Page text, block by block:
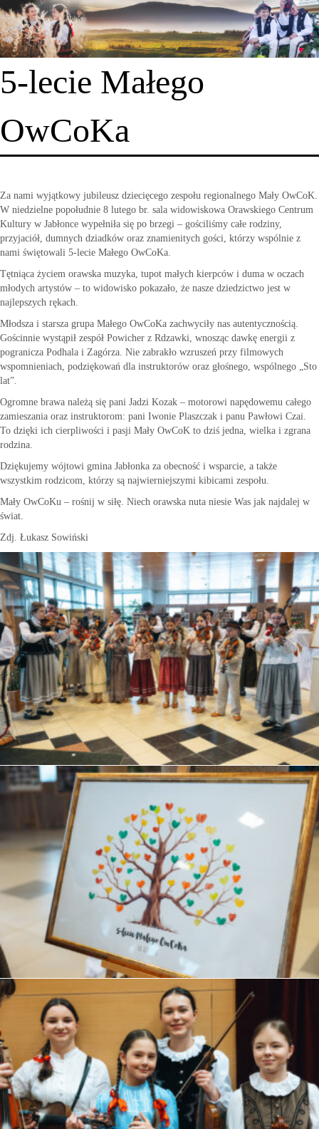
5-lecie Małego
OwCoKa
Za nami wyjątkowy jubileusz dziecięcego zespołu regionalnego Mały OwCoK.
W niedzielne popołudnie 8 lutego br. sala widowiskowa Orawskiego Centrum
Kultury w Jabłonce wypełniła się po brzegi – gościliśmy całe rodziny,
przyjaciół, dumnych dziadków oraz znamienitych gości, którzy wspólnie z
nami świętowali 5-lecie Małego OwCoKa.
Tętniąca życiem orawska muzyka, tupot małych kierpców i duma w oczach
młodych artystów – to widowisko pokazało, że nasze dziedzictwo jest w
najlepszych rękach.
Młodsza i starsza grupa Małego OwCoKa zachwyciły nas autentycznością.
Gościnnie wystąpił zespół Powicher z Rdzawki, wnosząc dawkę energii z
pogranicza Podhala i Zagórza. Nie zabrakło wzruszeń przy filmowych
wspomnieniach, podziękowań dla instruktorów oraz głośnego, wspólnego „Sto
lat”.
Ogromne brawa należą się pani Jadzi Kozak – motorowi napędowemu całego
zamieszania oraz instruktorom: pani Iwonie Plaszczak i panu Pawłowi Czai.
To dzięki ich cierpliwości i pasji Mały OwCoK to dziś jedna, wielka i zgrana
rodzina.
Dziękujemy wójtowi gmina Jabłonka za obecność i wsparcie, a także
wszystkim rodzicom, którzy są najwierniejszymi kibicami zespołu.
Mały OwCoKu – rośnij w siłę. Niech orawska nuta niesie Was jak najdalej w
świat.
Zdj. Łukasz Sowiński